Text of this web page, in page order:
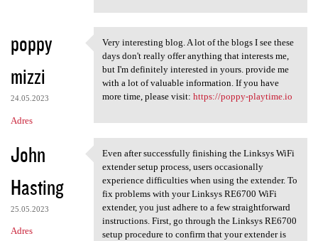
poppy
mizzi
24.05.2023
Adres
Very interesting blog. A lot
Very interesting blog. A lot of the blogs I see these
days don't really offer anything that interests me,
but I'm definitely interested in yours. provide me
with a lot of valuable information. If you have
more time, please visit: https://poppy-playtime.io
John
Hasting
25.05.2023
Adres
Even after successfully
Even after successfully finishing the Linksys WiFi
extender setup process, users occasionally
experience difficulties when using the extender. To
fix problems with your Linksys RE6700 WiFi
extender, you just adhere to a few straightforward
instructions. First, go through the Linksys RE6700
setup procedure to confirm that your extender is